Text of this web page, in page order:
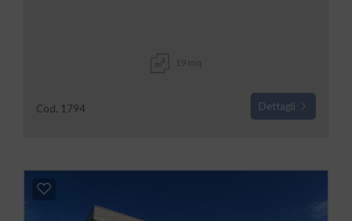
19 mq
Cod. 1794 Dettagli